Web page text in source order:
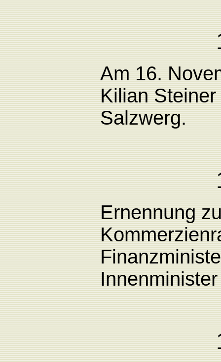
Am 16.
KilianSteiner
Salzwerg.
Ernennung